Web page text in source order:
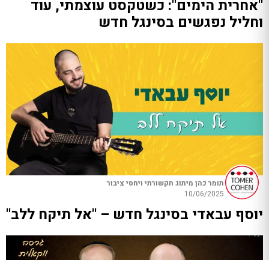
"אחרית הימים": כשטקסט עוצמתי, עוד
וחליל נפגשים בסינגל חדש
תומר כהן מיתוג תקשורתי ויחסי ציבור
10/06/2025
יוסף עבאדי בסינגל חדש – "אל תיקח ללב"